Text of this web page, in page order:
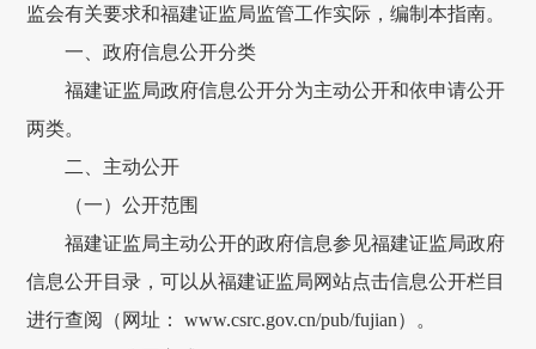
监会有关要求和福建证监局监管工作实际，编制本指南。
一、政府信息公开分类
福建证监局政府信息公开分为主动公开和依申请公开
两类。
二、主动公开
（一）公开范围
福建证监局主动公开的政府信息参见福建证监局政府
信息公开目录，可以从福建证监局网站点击信息公开栏目
进行查阅（网址： www.csrc.gov.cn/pub/fujian）。